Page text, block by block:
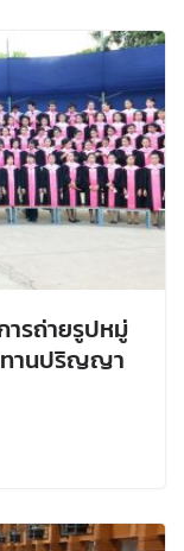
ารถ่ายรูปหมู่
ทานปริญญา